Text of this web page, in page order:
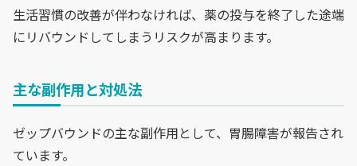
生活習慣の改善が伴わなければ、薬の投与を終了した途端
にリバウンドしてしまうリスクが高まります。
主な副作用と対処法
ゼップバウンドの主な副作用として、胃腸障害が報告され
ています。